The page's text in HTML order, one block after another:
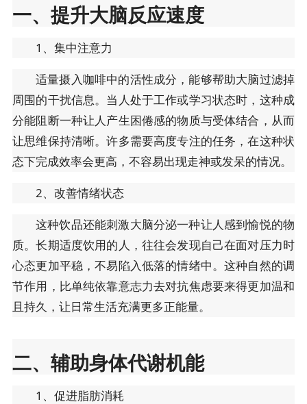
一、提升大脑反应速度
1、集中注意力
适量摄入咖啡中的活性成分，能够帮助大脑过滤掉
周围的干扰信息。当人处于工作或学习状态时，这种成
分能阻断一种让人产生困倦感的物质与受体结合，从而
让思维保持清晰。许多需要高度专注的任务，在这种状
态下完成效率会更高，不容易出现走神或发呆的情况。
2、改善情绪状态
这种饮品还能刺激大脑分泌一种让人感到愉悦的物
质。长期适度饮用的人，往往会发现自己在面对压力时
心态更加平稳，不易陷入低落的情绪中。这种自然的调
节作用，比单纯依靠意志力去对抗焦虑要来得更加温和
且持久，让日常生活充满更多正能量。
二、辅助身体代谢机能
1、促进脂肪消耗